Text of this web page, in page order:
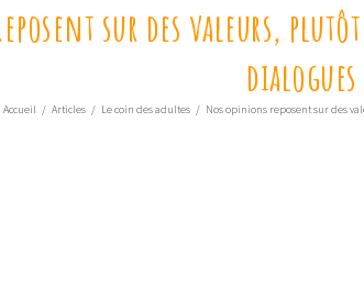
sur des valeurs,
Accueil / Articles / Le coin des adultes / Nos opinions reposent sur des